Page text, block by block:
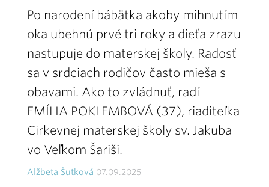
Po narodení bábätka akoby mihnutím
oka ubehnú prvé tri roky a dieťa zrazu
nastupuje do materskej školy. Radosť
sa v srdciach rodičov často mieša s
obavami. Ako to zvládnuť, radí
EMÍLIA POKLEMBOVÁ (37), riaditeľka
Cirkevnej materskej školy sv. Jakuba
vo Veľkom Šariši.
Alžbeta Šutková 07.09.2025